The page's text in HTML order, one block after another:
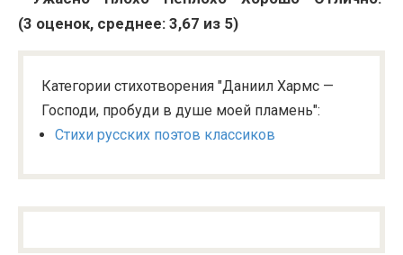
(3 оценок, среднее: 3,67 из 5)
Категории стихотворения "Даниил Хармс —
Господи, пробуди в душе моей пламень":
Стихи русских поэтов классиков